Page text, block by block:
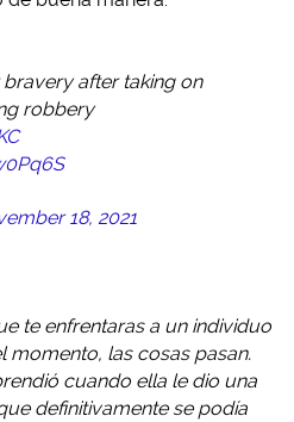
after taking on
robbery
18, 2021
te enfrentaras a un individuo
momento, las cosas pasan.
cuando ella le dio una
definitivamente se podía